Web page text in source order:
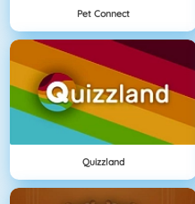
Pet Connect
Quizzland